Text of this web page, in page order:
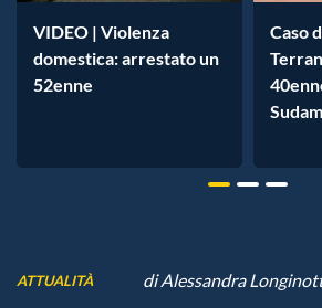
VIDEO | Violenza
domestica: arrestato un
52enne
Caso
ATTUALITÀ diAlessandra